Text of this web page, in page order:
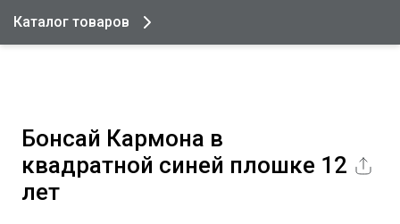
Каталог товаров
Бонсай Кармона в
квадратной синей плошке 12
лет